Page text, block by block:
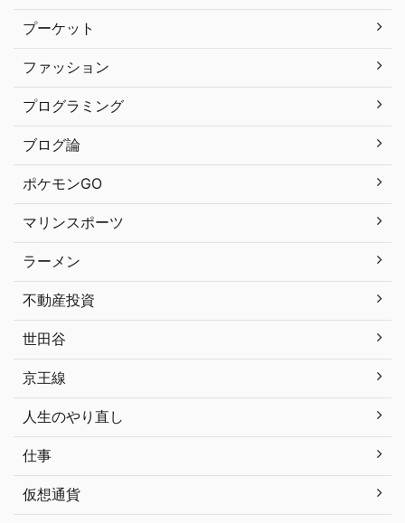
プーケット
ファッション
プログラミング
ブログ論
ポケモンGO
マリンスポーツ
ラーメン
不動産投資
世田谷
京王線
人生のやり直し
仕事
仮想通貨